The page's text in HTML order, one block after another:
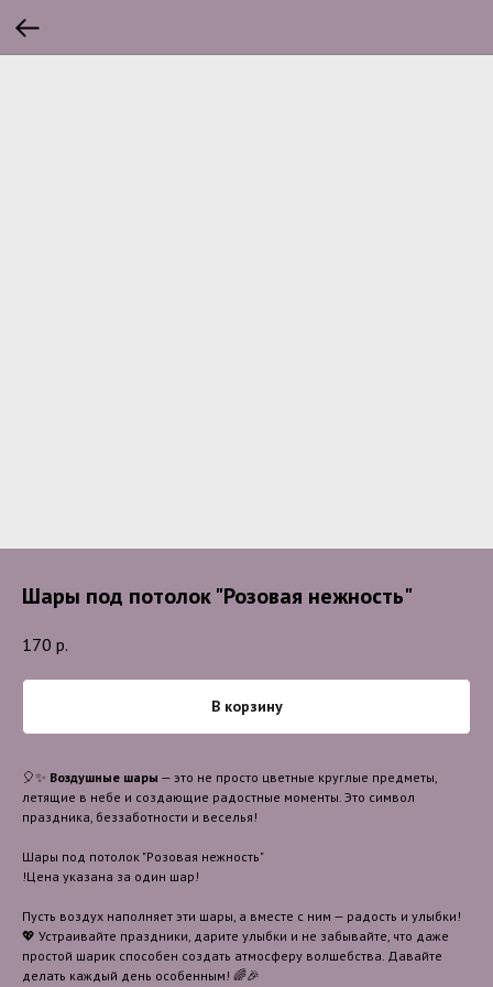
Шары под потолок "Розовая нежность"
170 р.
В корзину
🎈✨ Воздушные шары — это не просто цветные круглые предметы,
летящие в небе и создающие радостные моменты. Это символ
праздника, беззаботности и веселья!
Шары под потолок "Розовая нежность"
!Цена указана за один шар!
Пусть воздух наполняет эти шары, а вместе с ним — радость и улыбки!
💖 Устраивайте праздники, дарите улыбки и не забывайте, что даже
простой шарик способен создать атмосферу волшебства. Давайте
делать каждый день особенным! 🌈🎉